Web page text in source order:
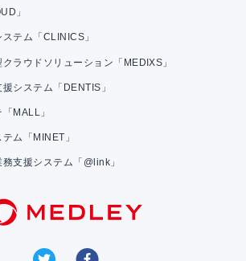
」
テム「CLINICS」
ラウドソリューション「MEDIXS」
システム「DENTIS」
MALL」
ム「MINET」
支援システム「@link」